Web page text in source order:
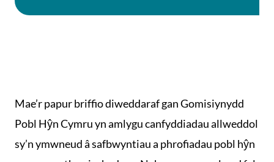
Mae’r papur briffio diweddaraf gan Gomisiynydd
Pobl Hŷn Cymru yn amlygu canfyddiadau allweddol
sy’n ymwneud â safbwyntiau a phrofiadau pobl hŷn